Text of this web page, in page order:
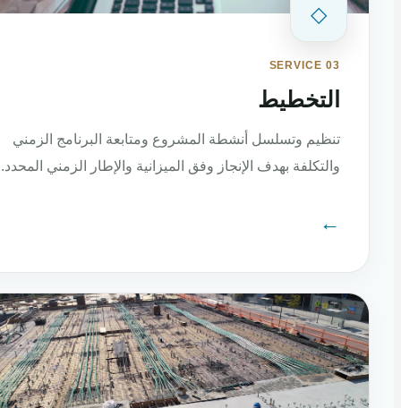
◇
SERVICE 03
التخطيط
تنظيم وتسلسل أنشطة المشروع ومتابعة البرنامج الزمني
والتكلفة بهدف الإنجاز وفق الميزانية والإطار الزمني المحدد.